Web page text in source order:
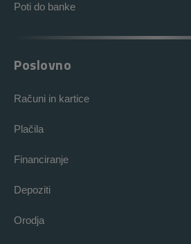
Poti do banke
Poslovno
Računi in kartice
Plačila
Financiranje
Depoziti
Orodja